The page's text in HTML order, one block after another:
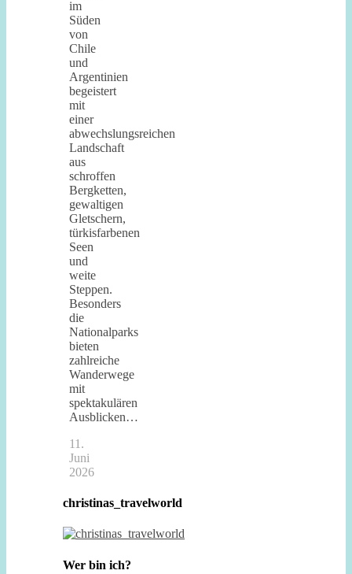
im
Süden
von
Chile
und
Argentinien
begeistert
mit
einer
abwechslungsreichen
Landschaft
aus
schroffen
Bergketten,
gewaltigen
Gletschern,
türkisfarbenen
Seen
und
weite
Steppen.
Besonders
die
Nationalparks
bieten
zahlreiche
Wanderwege
mit
spektakulären
Ausblicken…
11.
Juni
2026
christinas_travelworld
Wer bin ich?